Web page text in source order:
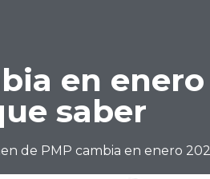
en
saber
de PMP cambia en enero